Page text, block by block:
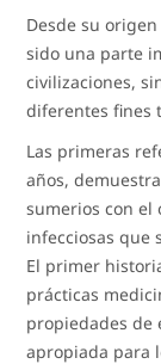
Desde su
sido una parte
civilizaciones,
diferentes fines
Las primeras
años,
sumerios con el
infecciosas que
El primer
prácticas
propiedades de
apropiada para